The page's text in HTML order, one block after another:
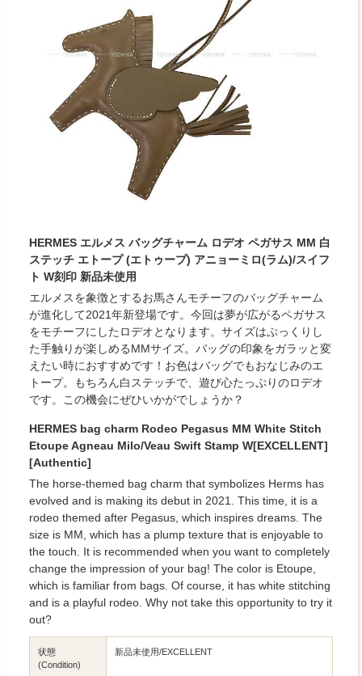
HERMES エルメス バッグチャーム ロデオ ペガサス MM 白
ステッチ エトープ (エトゥープ) アニョーミロ(ラム)/スイフ
ト W刻印 新品未使用
エルメスを象徴とするお馬さんモチーフのバッグチャーム
が進化して2021年新登場です。今回は夢が広がるペガサス
をモチーフにしたロデオとなります。サイズはぷっくりし
た手触りが楽しめるMMサイズ。バッグの印象をガラッと変
えたい時におすすめです！お色はバッグでもおなじみのエ
トープ。もちろん白ステッチで、遊び心たっぷりのロデオ
です。この機会にぜひいかがでしょうか？
HERMES bag charm Rodeo Pegasus MM White Stitch
Etoupe Agneau Milo/Veau Swift Stamp W[EXCELLENT]
[Authentic]
The horse-themed bag charm that symbolizes Herms has
evolved and is making its debut in 2021. This time, it is a
rodeo themed after Pegasus, which inspires dreams. The
size is MM, which has a plump texture that is enjoyable to
the touch. It is recommended when you want to completely
change the impression of your bag! The color is Etoupe,
which is familiar from bags. Of course, it has white stitching
and is a playful rodeo. Why not take this opportunity to try it
out?
状態
(Condition)
新品未使用/EXCELLENT